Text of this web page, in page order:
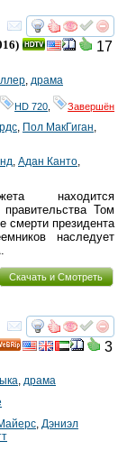
смотреть
17
, драма
HD 720 Завершён
, Пол МакГиган,
, Адан Канто,
находится
Том
смерти президента
наследует
Скачать и Смотреть
смотреть
3
драма
Дэниэл